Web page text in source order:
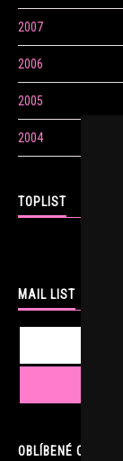
2007
2006
2005
2004
TOPLIST
MAIL LIST
OBLÍBENÉ ODKAZY